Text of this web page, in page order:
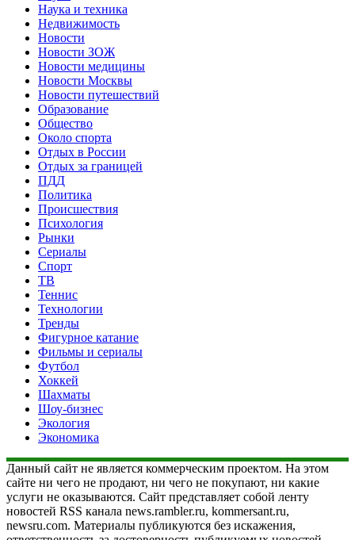
Наука и техника
Недвижимость
Новости
Новости ЗОЖ
Новости медицины
Новости Москвы
Новости путешествий
Образование
Общество
Около спорта
Отдых в России
Отдых за границей
ПДД
Политика
Происшествия
Психология
Рынки
Сериалы
Спорт
ТВ
Теннис
Технологии
Тренды
Фигурное катание
Фильмы и сериалы
Футбол
Хоккей
Шахматы
Шоу-бизнес
Экология
Экономика
Данный сайт не является коммерческим проектом. На этом
сайте ни чего не продают, ни чего не покупают, ни какие
услуги не оказываются. Сайт представляет собой ленту
новостей RSS канала news.rambler.ru, kommersant.ru,
newsru.com. Материалы публикуются без искажения,